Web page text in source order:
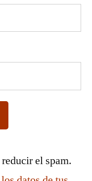
el spam.